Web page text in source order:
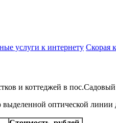
услуги к интернету Скорая
и коттеджей в
оптической линии